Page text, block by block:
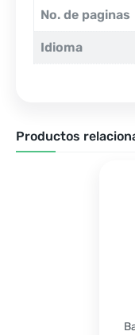
No. de paginas
Idioma
Productos